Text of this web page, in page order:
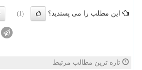
این مطلب را می پسندید؟ (1)
تازه ترین مطالب مرتبط